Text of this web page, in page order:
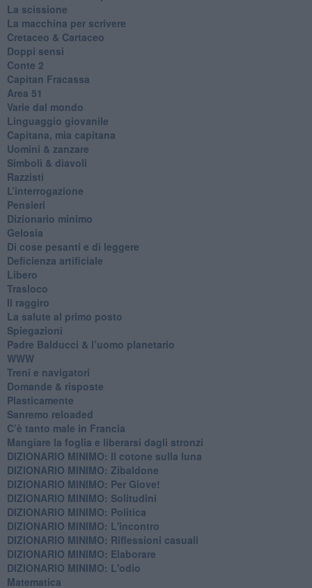
La scissione
La macchina per scrivere
Cretaceo & Cartaceo
Doppi sensi
​Conte 2
​Capitan Fracassa
​Area 51
Varie dal mondo
​Linguaggio giovanile
​Capitana, mia capitana
Uomini & zanzare
​Simboli & diavoli
Razzisti
​L’interrogazione
Pensieri
​Dizionario minimo
Gelosia
Di cose pesanti e di leggere
​Deficienza artificiale
Libero
Trasloco
Il raggiro
​La salute al primo posto
Spiegazioni
Padre Balducci & l’uomo planetario
WWW
​Treni e navigatori
​Domande & risposte
​Plasticamente
Sanremo reloaded
C’è tanto male in Francia
​Mangiare la foglia e liberarsi dagli stronzi
DIZIONARIO MINIMO: Il cotone sulla luna
DIZIONARIO MINIMO: Zibaldone
DIZIONARIO MINIMO: Per Giove!
DIZIONARIO MINIMO: Solitudini
DIZIONARIO MINIMO: Politica
DIZIONARIO MINIMO: L'incontro
DIZIONARIO MINIMO: Riflessioni casuali
DIZIONARIO MINIMO: Elaborare
DIZIONARIO MINIMO: L'odio
​Matematica